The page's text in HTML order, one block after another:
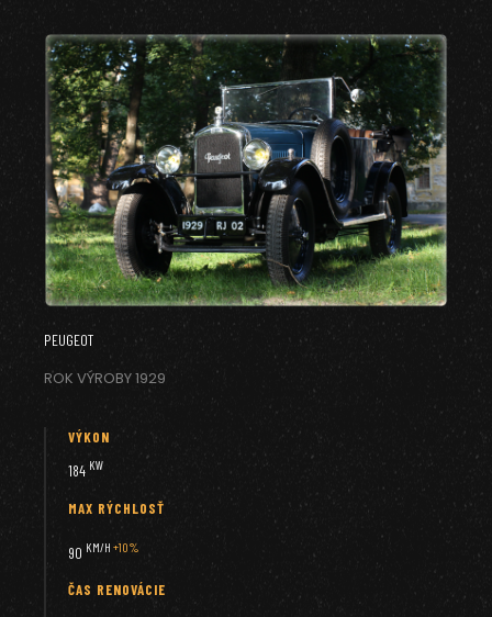
PEUGEOT
ROK VÝROBY 1929
VÝKON
184 KW
MAX RÝCHLOSŤ
90 KM/H +10%
ČAS RENOVÁCIE